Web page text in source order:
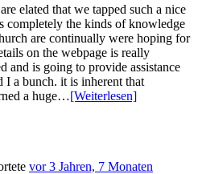
elated that we tapped such a nice
completely the kinds of knowledge
are continually were hoping for
on the webpage is really
and is going to provide assistance
I a bunch. it is inherent that
a huge…[Weiterlesen]
vor 3 Jahren, 7 Monaten